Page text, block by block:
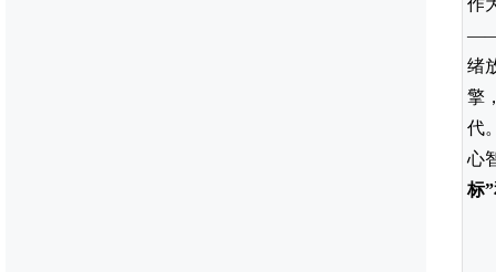
作
——
绪
擎
代
心
标”